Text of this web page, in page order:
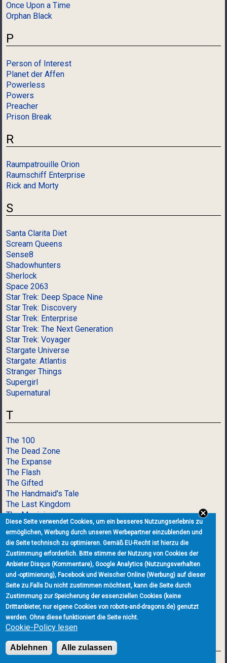
Once Upon a Time
Orphan Black
P
Person of Interest
Planet der Affen
Powerless
Powers
Preacher
Prison Break
R
Raumpatrouille Orion
Raumschiff Enterprise
Rick and Morty
S
Santa Clarita Diet
Scream Queens
Sense8
Shadowhunters
Sherlock
Space 2063
Star Trek: Deep Space Nine
Star Trek: Discovery
Star Trek: Enterprise
Star Trek: The Next Generation
Star Trek: Voyager
Stargate Universe
Stargate: Atlantis
Stranger Things
Supergirl
Supernatural
T
The 100
The Dead Zone
The Expanse
The Flash
The Gifted
The Handmaid's Tale
The Last Kingdom
The Magicians
The Originals
The Orville
The Shannara Chronicles
The Strain
The Umbrella Academy
The Vampire Diaries
The Walking Dead
Timeless
Titans
Torchwood
U
Diese Seite verwendet Cookies, um ein besseres Nutzungserlebnis zu
ermöglichen, Werbung durch unseren Werbepartner einzublenden und
die Seite technisch zu optimieren. Gemäß EU-Recht ist hierzu die
Zustimmung erforderlich. Bitte stimme der Nutzung von Cookies der
Anbieter Disqus (Kommentare), Google Analytics (Nutzungsverhalten
und -optimierung), Facebook und Weischer Online (Werbung) auf dieser
Seite zu.Falls Du nicht zustimmen möchtest, kann die Seite durch
Zustimmung zur Speicherung der essenziellen Cookies (keine
Drittanbieter, nur eigene Cookies von robots-and-dragons.de) genutzt
werden. Ohne diese funktioniert die Seite nicht.
Cookie-Policy lesen
Ablehnen Alle zulassen